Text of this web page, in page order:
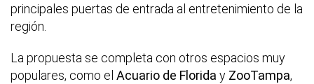
principales puertas de entrada al entretenimiento de la
región.
La propuesta se completa con otros espacios muy
populares, como el Acuario de Florida y ZooTampa,